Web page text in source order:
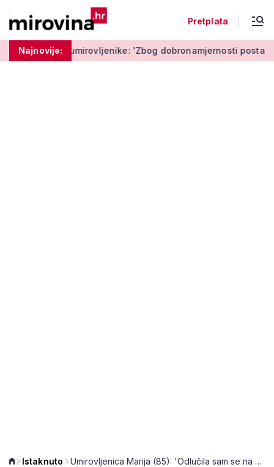
Pretplata
Najnovije:'Zbog dobronamjernosti postaju meta prijevare'
Istaknuto Umirovljenica Marija (85): 'Odlučila sam se na odlazak u dom za starije pa mi prilagodba nije bila teška'